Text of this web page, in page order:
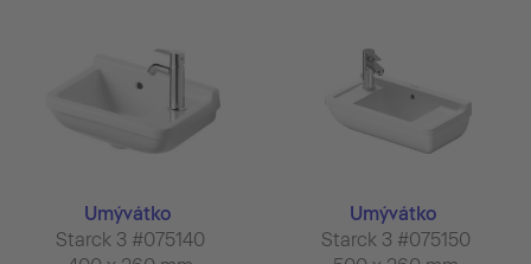
Umývátko
Starck 3 #075140
Umývátko
Starck 3 #075150